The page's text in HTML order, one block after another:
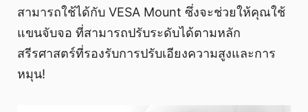
สามารถใช้ได้กับ VESA Mount ซึ่งจะช่วยให้คุณใช้
แขนจับจอ ที่สามารถปรับระดับได้ตามหลัก
สรีรศาสตร์ที่รองรับการปรับเอียงความสูงและการ
หมุน!